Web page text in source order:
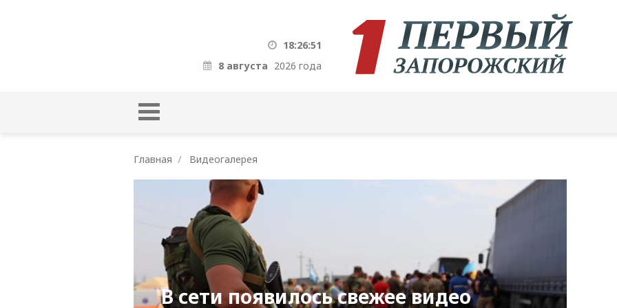
18:26:52
8 августа 2026 года
Главная Видеогалерея
В сети появилось свежее видео